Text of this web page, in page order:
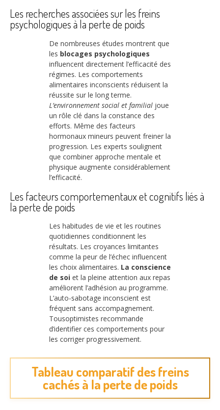
Les recherches associées sur les freins
psychologiques à la perte de poids
De nombreuses études montrent que
les blocages psychologiques
influencent directement l’efficacité des
régimes. Les comportements
alimentaires inconscients réduisent la
réussite sur le long terme.
L’environnement social et familial joue
un rôle clé dans la constance des
efforts. Même des facteurs
hormonaux mineurs peuvent freiner la
progression. Les experts soulignent
que combiner approche mentale et
physique augmente considérablement
l’efficacité.
Les facteurs comportementaux et cognitifs liés à
la perte de poids
Les habitudes de vie et les routines
quotidiennes conditionnent les
résultats. Les croyances limitantes
comme la peur de l’échec influencent
les choix alimentaires. La conscience
de soi et la pleine attention aux repas
améliorent l’adhésion au programme.
L’auto-sabotage inconscient est
fréquent sans accompagnement.
Tousoptimistes recommande
d’identifier ces comportements pour
les corriger progressivement.
Tableau comparatif des freins
cachés à la perte de poids